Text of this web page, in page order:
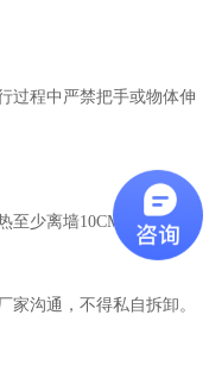
过程中严禁把手或物体伸
至少离墙10CM以上。
家沟通，不得私自拆卸。